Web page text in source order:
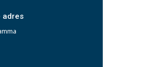
adres